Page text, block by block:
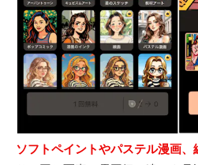
ソフトペイントやパステル漫画